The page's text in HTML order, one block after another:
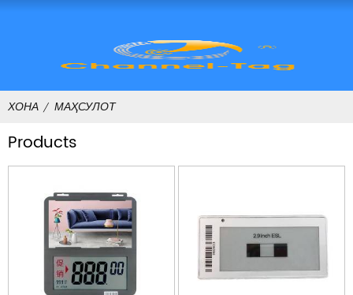
ХОНА МАҲСУЛОТ
Products